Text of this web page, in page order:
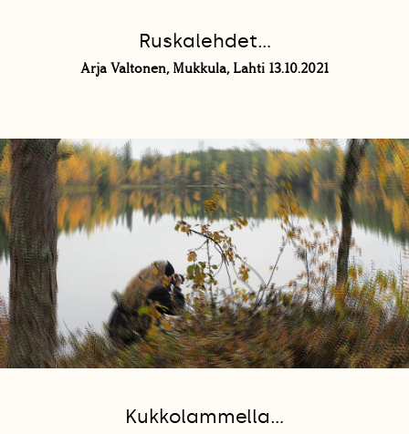
Ruskalehdet...
Arja Valtonen, Mukkula, Lahti 13.10.2021
Kukkolammella...